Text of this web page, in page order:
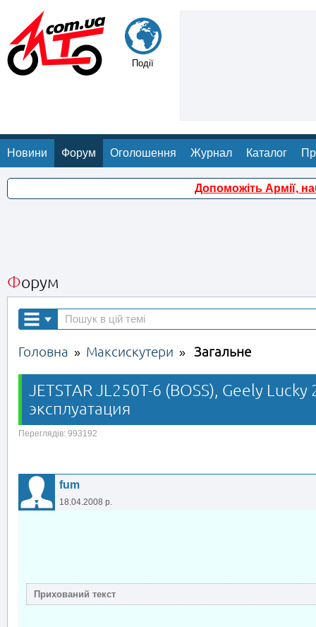
Події
Новини Форум Оголошення Журнал Каталог
Допоможіть Армії,
Форум
Головна » Максискутери » Загальне
JETSTAR JL250T-6 (BOSS), Geely
эксплуатация
Переглядів: 993192
fum
18.04.2008 р.